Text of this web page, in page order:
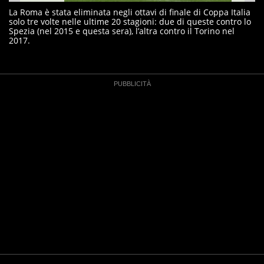
La Roma è stata eliminata negli ottavi di finale di Coppa Italia
solo tre volte nelle ultime 20 stagioni: due di queste contro lo
Spezia (nel 2015 e questa sera), l’altra contro il Torino nel
2017.